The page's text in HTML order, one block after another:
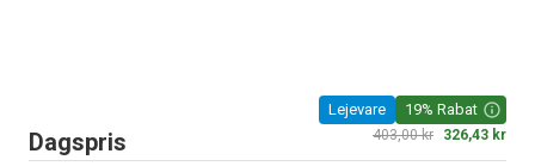
Lejevare 19% Rabat
Dagspris 403,00 kr 326,43 kr